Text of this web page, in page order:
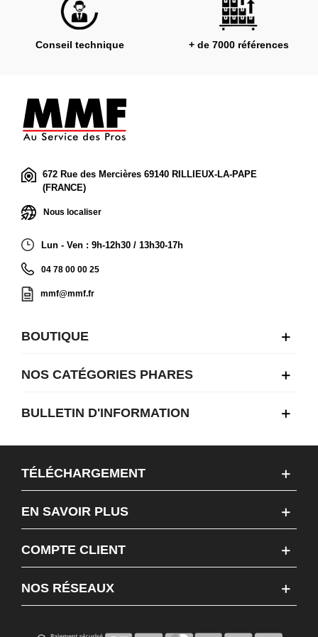
Conseil technique + de 7000 références
672 Rue des Mercières 69140 RILLIEUX-LA-PAPE
(FRANCE)
Nous localiser
Lun - Ven : 9h-12h30 / 13h30-17h
04 78 00 00 25
mmf@mmf.fr
BOUTIQUE
NOS CATÉGORIES PHARES
BULLETIN D'INFORMATION
TÉLÉCHARGEMENT
EN SAVOIR PLUS
COMPTE CLIENT
NOS RÉSEAUX